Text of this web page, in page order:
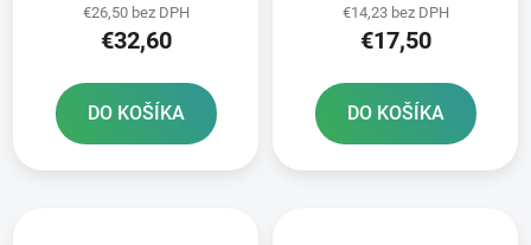
balení
€26,50 bez DPH
€32,60
DO KOŠÍKA
v balení
€14,23 bez DPH
€17,50
DO KOŠÍKA